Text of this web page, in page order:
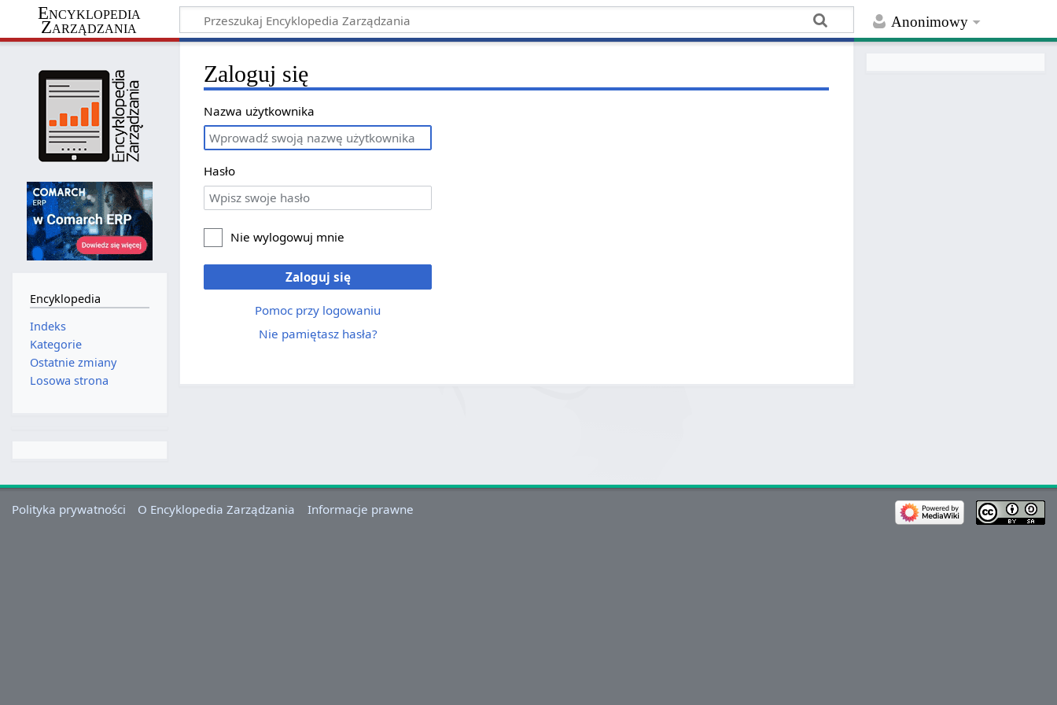
Anonimowy
Encyklopedia
Zarządzania
Zaloguj się
Nazwa użytkownika
Hasło
Nie wylogowuj mnie
Zaloguj się
Pomoc przy logowaniu
Nie pamiętasz hasła?
Encyklopedia
Indeks
Kategorie
Ostatnie zmiany
Losowa strona
Polityka prywatności O Encyklopedia Zarządzania Informacje prawne